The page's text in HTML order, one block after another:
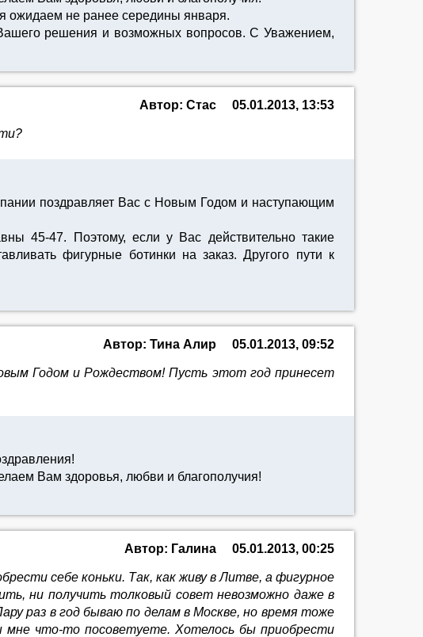
ожидаем не ранее середины января.
решения и возможных вопросов. С Уважением,
Автор: Cтас 05.01.2013, 13:53
поздравляет Вас с Новым Годом и наступающим
45-47. Поэтому, если у Вас действительно такие
фигурные ботинки на заказ. Другого пути к
Автор: Тина Алир 05.01.2013, 09:52
Годом и Рождеством! Пусть этот год принесет
Вам здоровья, любви и благополучия!
Автор: Галина 05.01.2013, 00:25
себе коньки. Так, как живу в Литве, а фигурное
ни получить толковый совет невозможно даже в
раз в год бываю по делам в Москве, но время тоже
что-то посоветуете. Хотелось бы приобрести